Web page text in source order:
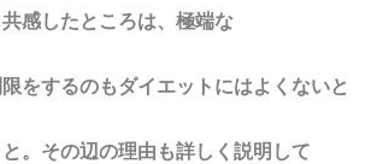
感したところは、極端な
をするのもダイエットにはよくないと
。その辺の理由も詳しく説明して